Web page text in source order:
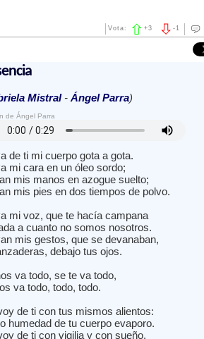
-1
Vota: +3
Mistral- Ángel Parra)
de Ángel Parra
de ti mi cuerpo gota a gota.
mi cara en un óleo sordo;
mis manos en azogue suelto;
mis pies en dos tiempos de polvo.
mi voz, que te hacía campana
a cuanto no somos nosotros.
mis gestos, que se devanaban,
debajo tus ojos.
va todo, se te va todo,
va todo, todo, todo.
de ti con tus mismos alientos:
humedad de tu cuerpo evaporo.
de ti con vigilia y con sueño,